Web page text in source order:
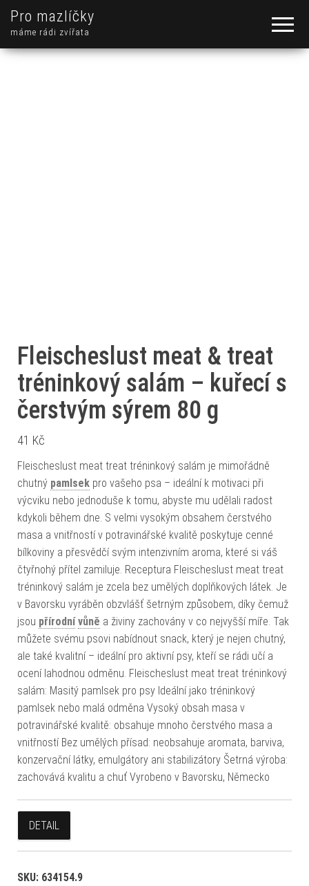
Pro mazlíčky
máme rádi zvířata
Fleischeslust meat & treat
tréninkový salám – kuřecí s
čerstvým sýrem 80 g
41 Kč
Fleischeslust meat treat tréninkový salám je mimořádně
chutný pamlsek pro vašeho psa – ideální k motivaci při
výcviku nebo jednoduše k tomu, abyste mu udělali radost
kdykoli během dne. S velmi vysokým obsahem čerstvého
masa a vnitřností v potravinářské kvalitě poskytuje cenné
bílkoviny a přesvědčí svým intenzivním aroma, které si váš
čtyřnohý přítel zamiluje. Receptura Fleischeslust meat treat
tréninkový salám je zcela bez umělých doplňkových látek. Je
v Bavorsku vyráběn obzvlášť šetrným způsobem, díky čemuž
jsou přírodní vůně a živiny zachovány v co nejvyšší míře. Tak
můžete svému psovi nabídnout snack, který je nejen chutný,
ale také kvalitní – ideální pro aktivní psy, kteří se rádi učí a
ocení lahodnou odměnu. Fleischeslust meat treat tréninkový
salám: Masitý pamlsek pro psy Ideální jako tréninkový
pamlsek nebo malá odměna Vysoký obsah masa v
potravinářské kvalitě: obsahuje mnoho čerstvého masa a
vnitřností Bez umělých přísad: neobsahuje aromata, barviva,
konzervační látky, emulgátory ani stabilizátory Šetrná výroba:
zachovává kvalitu a chuť Vyrobeno v Bavorsku, Německo
DETAIL
SKU: 634154.9